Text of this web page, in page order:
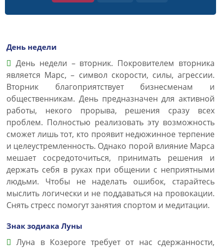
День недели
День недели – вторник. Покровителем вторника
является Марс, – символ скорости, силы, агрессии.
Вторник благоприятствует бизнесменам и
общественникам. День предназначен для активной
работы, некого прорыва, решения сразу всех
проблем. Полностью реализовать эту возможность
сможет лишь тот, кто проявит недюжинное терпение
и целеустремленность. Однако порой влияние Марса
мешает сосредоточиться, принимать решения и
держать себя в руках при общении с неприятными
людьми. Чтобы не наделать ошибок, старайтесь
мыслить логически и не поддаваться на провокации.
Снять стресс помогут занятия спортом и медитации.
Знак зодиака Луны
Луна в Козероге требует от нас сдержанности,